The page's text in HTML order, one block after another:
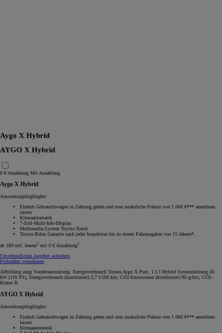
Aygo X Hybrid
AYGO X Hybrid
0 € Anzahlung Mit Anzahlung
Aygo X Hybrid
Ausstattungshighlights
Einfach Gebrauchtwagen in Zahlung geben und eine zusätzliche Prämie von 1.000 €*** anrechnen
lassen
Klimaautomatik
7-Zoll-Multi-Info-Display
Multimedia-System Toyota Touch
Toyota Relax Garantie nach jeder Inspektion bis zu einem Fahrzeugalter von 15 Jahren*.
ab 189 mtl. leasen2 mit 0 € Anzahlung1
Unverbindliches Angebot anfordern
Probefahrt vereinbaren
Abbildung zeigt Sonderausstattung. Energieverbrauch Toyota Aygo X Pure, 1,5 l Hybrid Systemleistung 85
kW (116 PS), Energieverbrauch (kombiniert) 3,7 l/100 km; CO2-Emissionen (kombiniert) 85 g/km; CO2-
Klasse B.
AYGO X Hybrid
Ausstattungshighlights
Einfach Gebrauchtwagen in Zahlung geben und eine zusätzliche Prämie von 1.000 €*** anrechnen
lassen
Klimaautomatik